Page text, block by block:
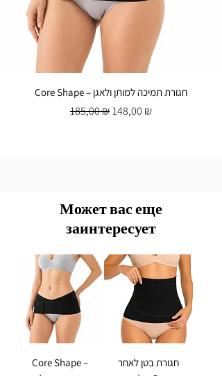
Core Shape – חגורת תמיכה למותן ולאגן
Обычная цена
185,00 ₪ Цена со скидкой
148,00 ₪
Может вас еще
заинтересует
Core Shape –
חגורת בטן לאחר